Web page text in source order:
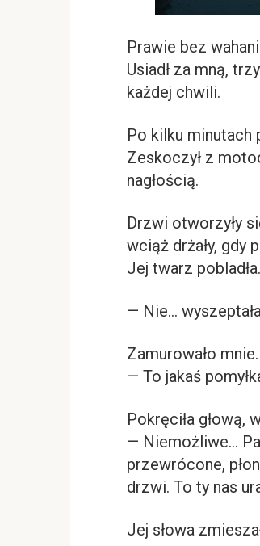
Prawie bez
Usiadł za mną,
każdej chwili.
Po kilku minutach
Zeskoczył z
nagłością.
Drzwi otworzyły
wciąż drżały, gdy
Jej twarz pobladła.
— Nie…
Zamurowało mnie.
— To jakaś
Pokręciła głową,
— Niemożliwe…
przewrócone,
drzwi. To ty nas
Jej słowa